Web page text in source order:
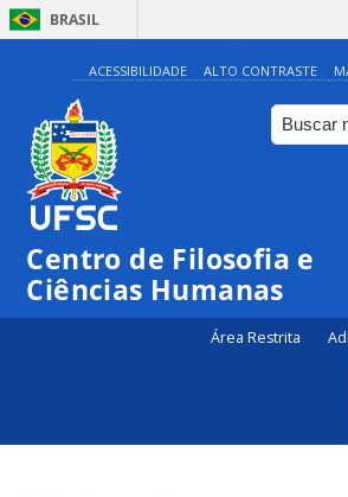
BRASIL
ACESSIBILIDADE ALTO CONTRASTE
Centro de Filosofia e
Ciências Humanas
Área Restrita